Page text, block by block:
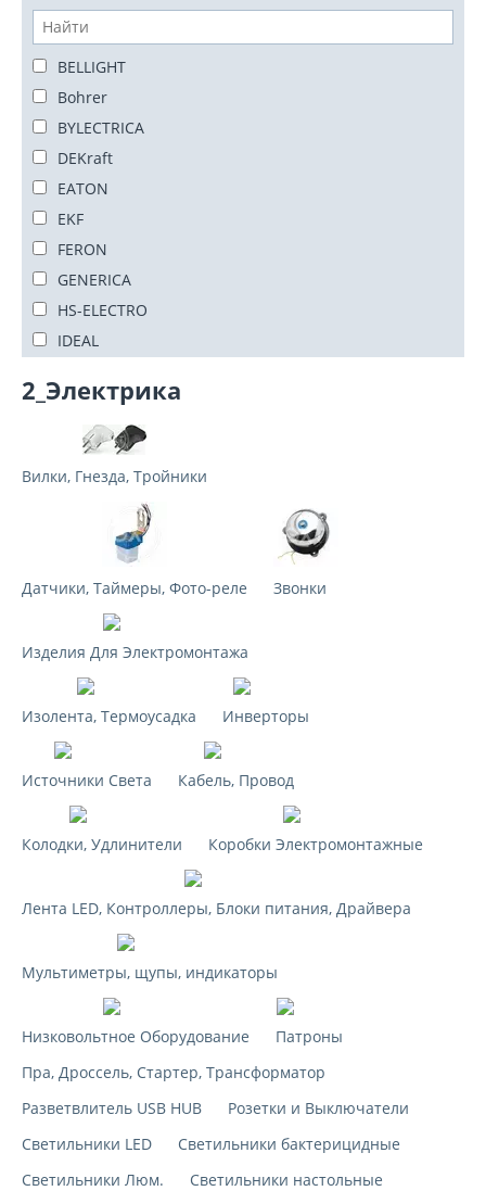
BELLIGHT
Bohrer
BYLECTRICA
DEKraft
EATON
EKF
FERON
GENERICA
HS-ELECTRO
IDEAL
IONICH
JazzWay
K.H.A-Group
Navigator Group
OVIVO
REXANT
RUVinil
SE (Dekraft)
UNIVersal
БелТИЗ
Кабель-Арсенал
Калашниковский ЭЛЗ
Китай
ОНЛАЙТ
Переноска
Элект
ЭЛЕКТРО
Энергомера
2_Электрика
Вилки, Гнезда, Тройники
Датчики, Таймеры, Фото-реле Звонки
Изделия Для Электромонтажа
Изолента, Термоусадка Инверторы
Источники Света Кабель, Провод
Колодки, Удлинители Коробки Электромонтажные
Лента LED, Контроллеры, Блоки питания, Драйвера
Мультиметры, щупы, индикаторы
Низковольтное Оборудование
Патроны
Пра, Дроссель, Стартер, Трансформатор
Разветвлитель USB HUB
Розетки и Выключатели
Светильники LED
Светильники бактерицидные
Светильники Люм.
Светильники настольные